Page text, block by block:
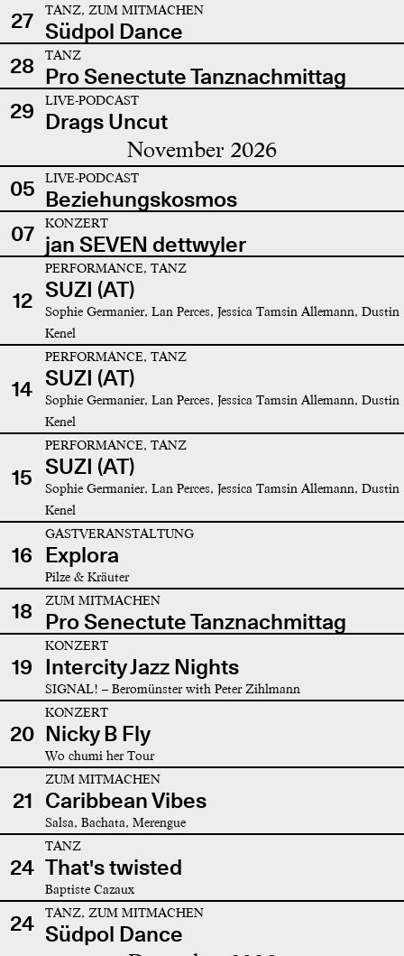
27 TANZ, ZUM MITMACHEN
Südpol Dance
28
TANZ
Pro Senectute Tanznachmittag
29
LIVE-PODCAST
Drags Uncut
November 2026
05 LIVE-PODCAST
Beziehungskosmos
07
KONZERT
jan SEVEN dettwyler
12
PERFORMANCE, TANZ
SUZI (AT)
Sophie Germanier, Lan Perces, Jessica Tamsin Allemann, Dustin
Kenel
14
PERFORMANCE, TANZ
SUZI (AT)
Sophie Germanier, Lan Perces, Jessica Tamsin Allemann, Dustin
Kenel
15
PERFORMANCE, TANZ
SUZI (AT)
Sophie Germanier, Lan Perces, Jessica Tamsin Allemann, Dustin
Kenel
16
GASTVERANSTALTUNG
Explora
Pilze & Kräuter
18 ZUM MITMACHEN
Pro Senectute Tanznachmittag
19
KONZERT
Intercity Jazz Nights
SIGNAL! – Beromünster with Peter Zihlmann
20
KONZERT
Nicky B Fly
Wo chumi her Tour
21
ZUM MITMACHEN
Caribbean Vibes
Salsa, Bachata, Merengue
24
TANZ
That's twisted
Baptiste Cazaux
24 TANZ, ZUM MITMACHEN
Südpol Dance